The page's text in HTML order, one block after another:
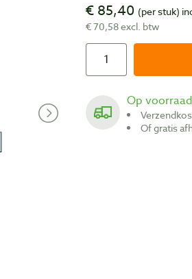
€ 85,40 (per stuk)
€ 70,58 excl. btw
Op voorraad
Of gratis